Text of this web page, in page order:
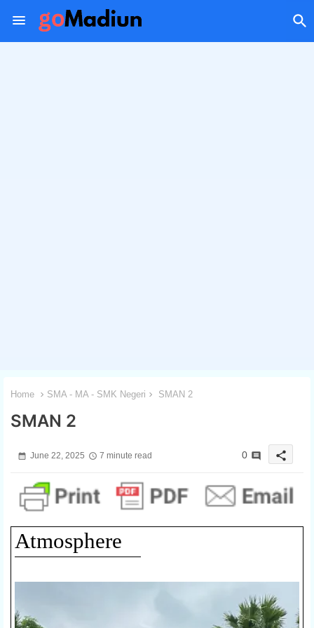
Home SMA - MA - SMK Negeri SMAN 2
SMAN 2
June 22, 2025 7 minute read 0 share
Atmosphere